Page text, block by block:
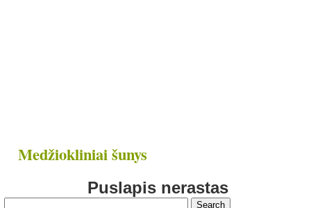
Medžiokliniai šunys
Puslapis nerastas